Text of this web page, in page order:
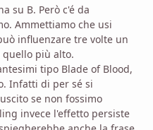
su B. Però c'é da
Ammettiamo che usi
influenzare tre volte un
più alto.
tipo Blade of Blood,
Infatti di per sé si
se non fossimo
invece l'effetto persiste